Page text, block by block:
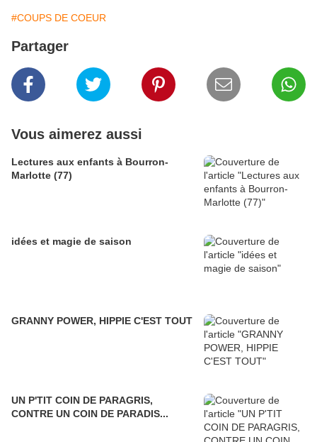
#COUPS DE COEUR
Partager
Vous aimerez aussi
Lectures aux enfants à Bourron-
Marlotte (77)
idées et magie de saison
GRANNY POWER, HIPPIE C'EST TOUT
UN P'TIT COIN DE PARAGRIS,
CONTRE UN COIN DE PARADIS...